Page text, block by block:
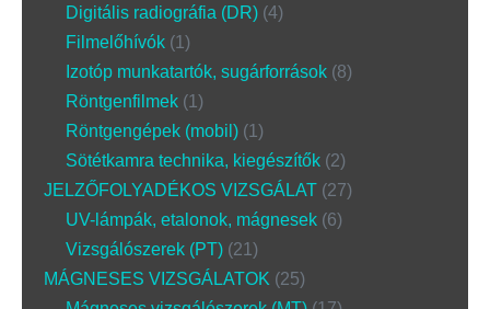
Digitális radiográfia (DR) 4
Filmelőhívók 1
Izotóp munkatartók, sugárforrások 8
Röntgenfilmek 1
Röntgengépek (mobil) 1
Sötétkamra technika, kiegészítők 2
JELZŐFOLYADÉKOS VIZSGÁLAT 27
UV-lámpák, etalonok, mágnesek 6
Vizsgálószerek (PT) 21
MÁGNESES VIZSGÁLATOK
25